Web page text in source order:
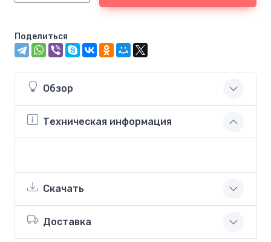
Поделиться
Обзор
Техническая информация
Скачать
Доставка